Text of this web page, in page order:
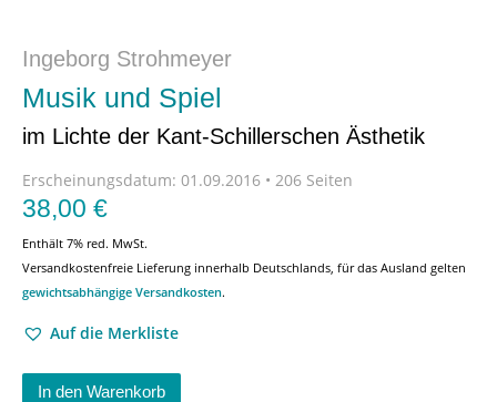
Ingeborg Strohmeyer
Musik und Spiel
im Lichte der Kant-Schillerschen Ästhetik
Erscheinungsdatum: 01.09.2016 • 206 Seiten
38,00 €
Enthält 7% red. MwSt.
Versandkostenfreie Lieferung innerhalb Deutschlands, für das Ausland gelten
gewichtsabhängige Versandkosten.
Auf die Merkliste
In den Warenkorb